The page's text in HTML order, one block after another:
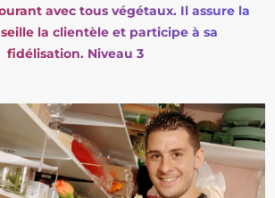
avec tous végétaux. Il assure la
la clientèle et participe à sa
fidélisation. Niveau 3